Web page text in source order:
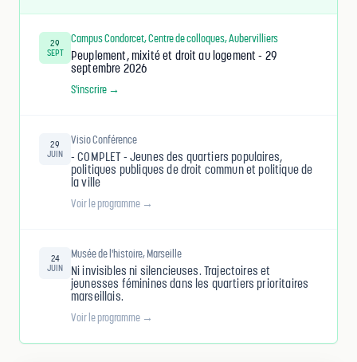
29
SEPT
Campus Condorcet, Centre de colloques, Aubervilliers
Peuplement, mixité et droit au logement - 29
septembre 2026
S'inscrire →
29
JUIN
Visio Conférence
- COMPLET - Jeunes des quartiers populaires,
politiques publiques de droit commun et politique de
la ville
Voir le programme →
24
JUIN
Musée de l'histoire, Marseille
Ni invisibles ni silencieuses. Trajectoires et
jeunesses féminines dans les quartiers prioritaires
marseillais.
Voir le programme →